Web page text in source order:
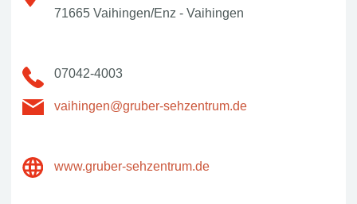
71665 Vaihingen/Enz - Vaihingen
07042-4003
vaihingen@gruber-sehzentrum.de
www.gruber-sehzentrum.de